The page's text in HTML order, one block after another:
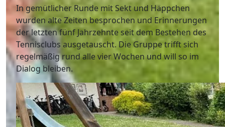
In gemütlicher Runde mit Sekt und Häppchen
wurden alte Zeiten besprochen und Erinnerungen
der letzten fünf Jahrzehnte seit dem Bestehen des
Tennisclubs ausgetauscht. Die Gruppe trifft sich
regelmäßig rund alle vier Wochen und will so im
Dialog bleiben.